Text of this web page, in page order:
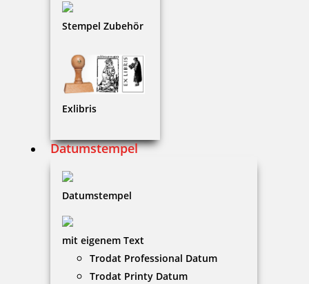
Stempel Zubehör
Exlibris
Datumstempel
Datumstempel
mit eigenem Text
Trodat Professional Datum
Trodat Printy Datum
30,55 €
Jetzt gestalten
Modico Stempel Flash M4
35,88 €